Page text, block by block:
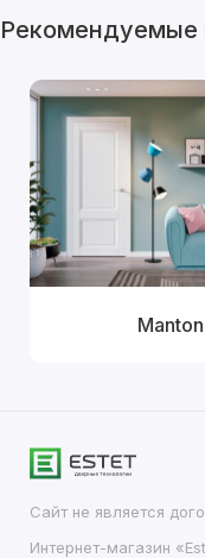
Рекомендуемые
Сайт не является
Интернет-магазин